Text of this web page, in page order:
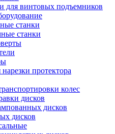
для винтовых подъемников
станки
станки
протектора
колес
дисков
дисков
дисков